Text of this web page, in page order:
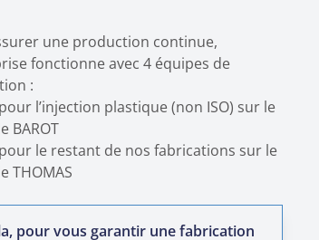
une production continue,
fonctionne avec 4 équipes de
:
l’injection plastique (non ISO) sur le
BAROT
le restant de nos fabrications sur le
THOMAS
pour vous garantir une fabrication